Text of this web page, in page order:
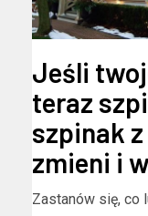
Jeśli
teraz
szpinak
zmieni i
Zastanów się, co